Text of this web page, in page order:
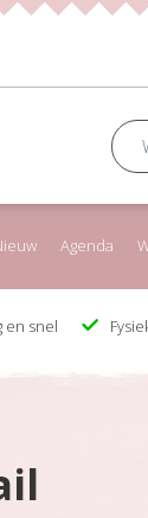
Agenda
en snel